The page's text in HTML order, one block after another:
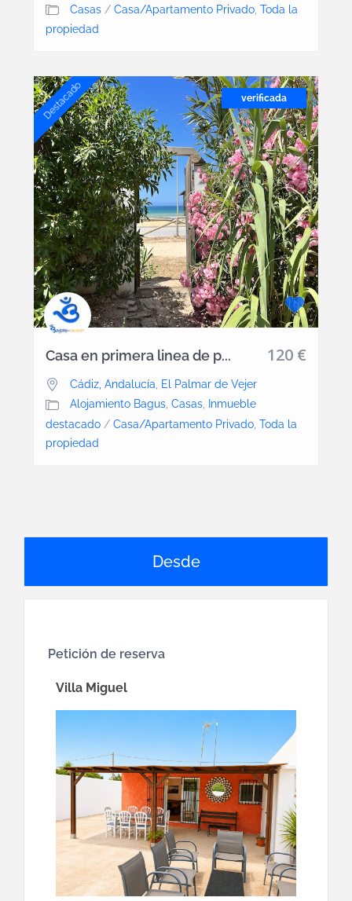
Casas / Casa/Apartamento Privado Toda la
propiedad
Destacado verificada
120 €
Casa en primera linea de p...
Cádiz, Andalucía
El Palmar de Vejer
Alojamiento Bagus, Casas, Inmueble
destacado / Casa/Apartamento Privado Toda la
propiedad
Petición de reserva
Villa Miguel